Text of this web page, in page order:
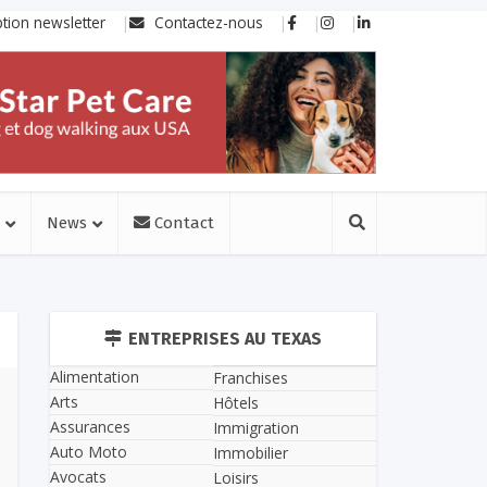
newsletter Contactez-nous
News Contact
ENTREPRISES AU TEXAS
Alimentation
Arts
Assurances
Auto Moto
Avocats
Franchises
Hôtels
Immigration
Immobilier
Loisirs